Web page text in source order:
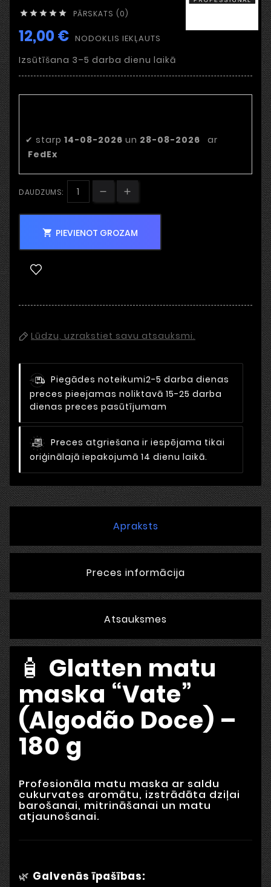
     PĀRSKATS (0)
12,00 € NODOKLIS IEKĻAUTS
Izsūtīšana 3–5 darba dienu laikā
✔ starp 14-08-2026 un 28-08-2026
ar
FedEx
DAUDZUMS:
 PIEVIENOT GROZAM
Lūdzu, uzrakstiet savu atsauksmi.
Piegādes noteikumi2-5 darba dienas
preces pieejamas noliktavā 15-25 darba
dienas preces pasūtījumam
Preces atgriešana ir iespējama tikai
oriģinālajā iepakojumā 14 dienu laikā.
Apraksts
Preces informācija
Atsauksmes
🧴 Glatten matu
maska “Vate”
(Algodão Doce) –
180 g
Profesionāla matu maska ar saldu
cukurvates aromātu, izstrādāta dziļai
barošanai, mitrināšanai un matu
atjaunošanai.
🌿 Galvenās īpašības: